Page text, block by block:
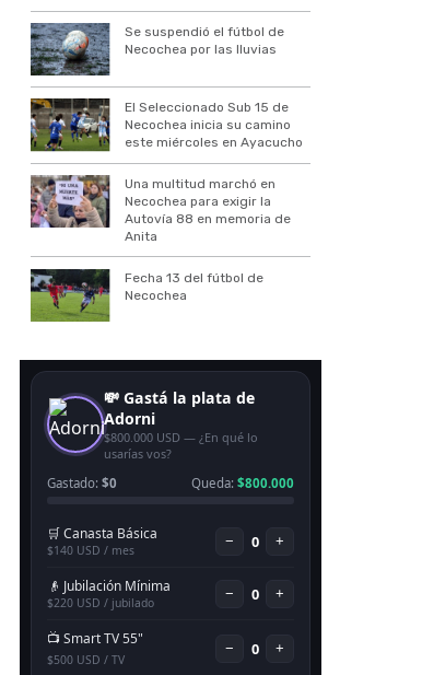
Se suspendió el fútbol de
Necochea por las lluvias
El Seleccionado Sub 15 de
Necochea inicia su camino
este miércoles en Ayacucho
Una multitud marchó en
Necochea para exigir la
Autovía 88 en memoria de
Anita
Fecha 13 del fútbol de
Necochea